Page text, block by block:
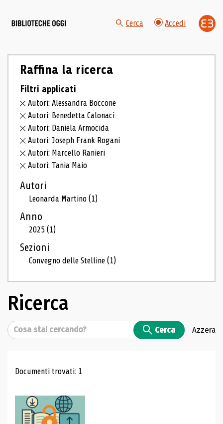
Cerca Accedi
Raffina la ricerca
Filtri applicati
Autori: Alessandra Boccone
Autori: Benedetta Calonaci
Autori: Daniela Armocida
Autori: Joseph Frank Rogani
Autori: Marcello Ranieri
Autori: Tania Maio
Autori
Leonarda Martino(1)
Anno
2025(1)
Sezioni
Convegno delle Stelline(1)
Ricerca
Cerca Cerca Azzera
Risultati di ricerca
Documenti trovati: 1